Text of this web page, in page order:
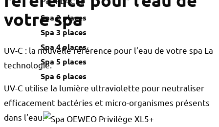
Spa 2 places
Spa 3 places
Spa 4 places
Spa 5 places
Spa 6 places
votre spa
UV-C : la nouvelle référence pour l’eau de votre spa La
technologie.
UV-C utilise la lumière ultraviolette pour neutraliser
efficacement bactéries et micro-organismes présents
dans l’eau.